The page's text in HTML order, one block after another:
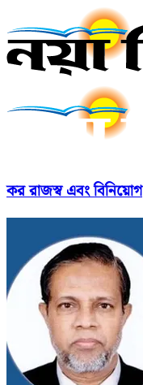
কর রাজস্ব এবং বিনিয়োগ